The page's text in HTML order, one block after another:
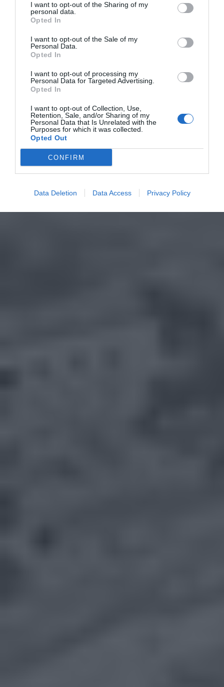
I want to opt-out of the Sharing of my
personal data.
Opted In
I want to opt-out of the Sale of my
Personal Data.
Opted In
I want to opt-out of processing my
Personal Data for Targeted Advertising.
Opted In
I want to opt-out of Collection, Use,
Retention, Sale, and/or Sharing of my
Personal Data that Is Unrelated with the
Purposes for which it was collected.
Opted Out
CONFIRM
Data Deletion Data Access Privacy Policy